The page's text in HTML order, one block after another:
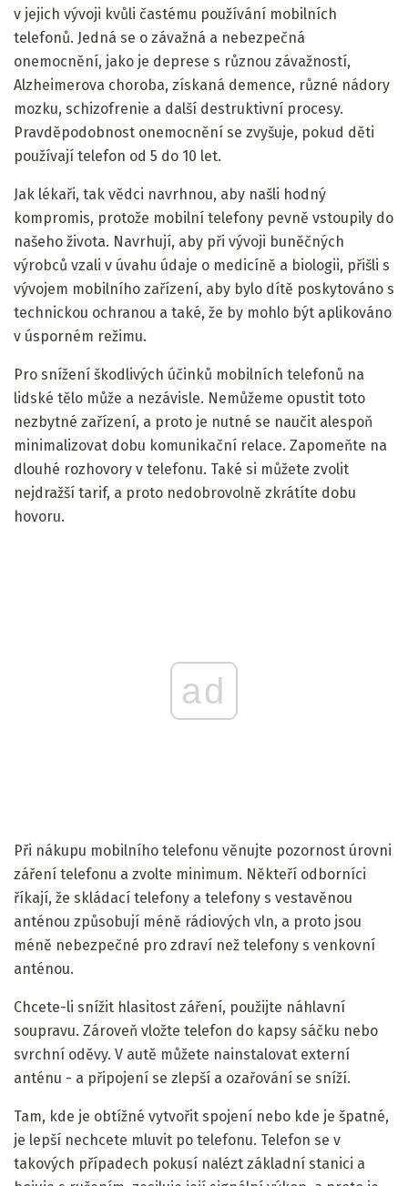
v jejich vývoji kvůli častému používání mobilních
telefonů. Jedná se o závažná a nebezpečná
onemocnění, jako je deprese s různou závažností,
Alzheimerova choroba, získaná demence, různé nádory
mozku, schizofrenie a další destruktivní procesy.
Pravděpodobnost onemocnění se zvyšuje, pokud děti
používají telefon od 5 do 10 let.
Jak lékaři, tak vědci navrhnou, aby našli hodný
kompromis, protože mobilní telefony pevně vstoupily do
našeho života. Navrhují, aby při vývoji buněčných
výrobců vzali v úvahu údaje o medicíně a biologii, přišli s
vývojem mobilního zařízení, aby bylo dítě poskytováno s
technickou ochranou a také, že by mohlo být aplikováno
v úsporném režimu.
Pro snížení škodlivých účinků mobilních telefonů na
lidské tělo může a nezávisle. Nemůžeme opustit toto
nezbytné zařízení, a proto je nutné se naučit alespoň
minimalizovat dobu komunikační relace. Zapomeňte na
dlouhé rozhovory v telefonu. Také si můžete zvolit
nejdražší tarif, a proto nedobrovolně zkrátíte dobu
hovoru.
ad
Při nákupu mobilního telefonu věnujte pozornost úrovni
záření telefonu a zvolte minimum. Někteří odborníci
říkají, že skládací telefony a telefony s vestavěnou
anténou způsobují méně rádiových vln, a proto jsou
méně nebezpečné pro zdraví než telefony s venkovní
anténou.
Chcete-li snížit hlasitost záření, použijte náhlavní
soupravu. Zároveň vložte telefon do kapsy sáčku nebo
svrchní oděvy. V autě můžete nainstalovat externí
anténu - a připojení se zlepší a ozařování se sníží.
Tam, kde je obtížné vytvořit spojení nebo kde je špatné,
je lepší nechcete mluvit po telefonu. Telefon se v
takových případech pokusí nalézt základní stanici a